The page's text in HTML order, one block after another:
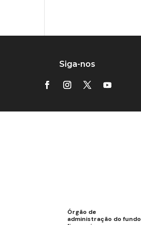
Siga-nos
Órgão de
administração do fundo